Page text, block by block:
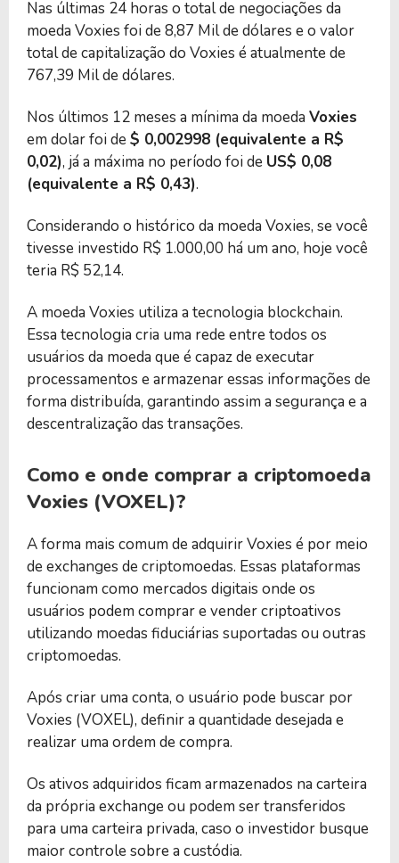
Nas últimas 24 horas o total de negociações da
moeda Voxies foi de 8,87 Mil de dólares e o valor
total de capitalização do Voxies é atualmente de
767,39 Mil de dólares.
Nos últimos 12 meses a mínima da moeda Voxies
em dolar foi de $ 0,002998 (equivalente a R$
0,02), já a máxima no período foi de US$ 0,08
(equivalente a R$ 0,43).
Considerando o histórico da moeda Voxies, se você
tivesse investido R$ 1.000,00 há um ano, hoje você
teria R$ 52,14.
A moeda Voxies utiliza a tecnologia blockchain.
Essa tecnologia cria uma rede entre todos os
usuários da moeda que é capaz de executar
processamentos e armazenar essas informações de
forma distribuída, garantindo assim a segurança e a
descentralização das transações.
Como e onde comprar a criptomoeda
Voxies (VOXEL)?
A forma mais comum de adquirir Voxies é por meio
de exchanges de criptomoedas. Essas plataformas
funcionam como mercados digitais onde os
usuários podem comprar e vender criptoativos
utilizando moedas fiduciárias suportadas ou outras
criptomoedas.
Após criar uma conta, o usuário pode buscar por
Voxies (VOXEL), definir a quantidade desejada e
realizar uma ordem de compra.
Os ativos adquiridos ficam armazenados na carteira
da própria exchange ou podem ser transferidos
para uma carteira privada, caso o investidor busque
maior controle sobre a custódia.